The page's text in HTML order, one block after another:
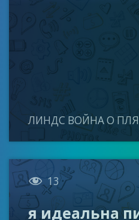
ЛИНДС ВОЙНА О
 13
я идеальна